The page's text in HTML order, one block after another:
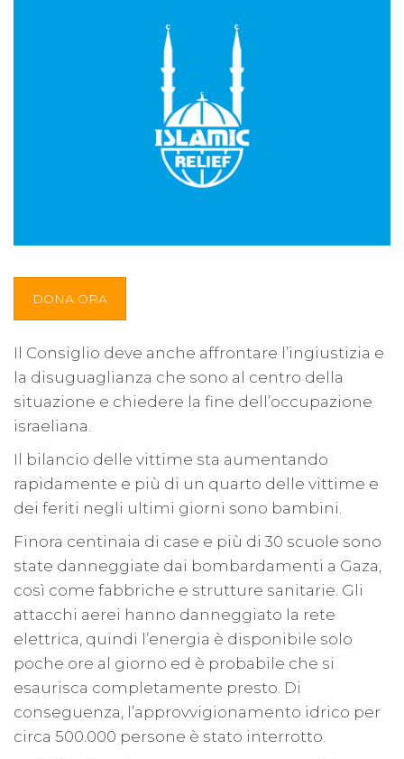
DONA ORA
Il Consiglio deve anche affrontare l’ingiustizia e
la disuguaglianza che sono al centro della
situazione e chiedere la fine dell’occupazione
israeliana.
Il bilancio delle vittime sta aumentando
rapidamente e più di un quarto delle vittime e
dei feriti negli ultimi giorni sono bambini.
Finora centinaia di case e più di 30 scuole sono
state danneggiate dai bombardamenti a Gaza,
così come fabbriche e strutture sanitarie. Gli
attacchi aerei hanno danneggiato la rete
elettrica, quindi l’energia è disponibile solo
poche ore al giorno ed è probabile che si
esaurisca completamente presto. Di
conseguenza, l’approvvigionamento idrico per
circa 500.000 persone è stato interrotto.